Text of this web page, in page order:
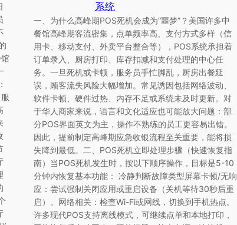
系统
一、为什么高峰期POS死机会成为“噩梦”？美国许多中
餐馆高峰期客流密集，点单频率高、支付方式多样（信
用卡、移动支付、外卖平台整合等），POS系统承担着
订单录入、厨房打印、库存扣减和支付处理的中心任
务。一旦死机或卡顿，服务员手忙脚乱，厨房出餐延
误，顾客流失风险大幅增加。常见诱因包括网络波动、
软件卡顿、硬件过热、内存不足或系统未及时更新。对
于华人商家来说，语言和文化适应也可能放大问题：部
分POS界面英文为主，操作不熟练的员工更容易出错。
因此，提前制定高峰期应急收银流程至关重要，能将损
失降到最低。二、POS死机立即处理步骤（快速恢复指
南）当POS死机发生时，按以下顺序操作，目标是5-10
分钟内恢复基本功能： 冷静判断故障类型屏幕卡顿/无响
应：尝试强制关闭应用或重启设备（关机等待30秒后重
启）。网络相关：检查Wi-Fi或网线，切换到手机热点。
许多现代POS支持离线模式，可继续点单和本地打印，